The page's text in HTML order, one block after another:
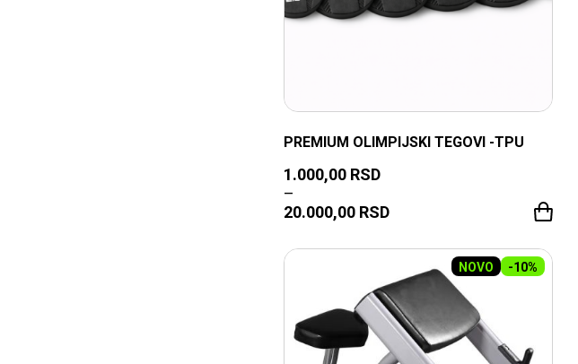
PREMIUM OLIMPIJSKI TEGOVI -TPU
1.000,00 RSD
–
20.000,00 RSD
-10%
NOVO